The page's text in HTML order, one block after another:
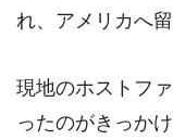
れ、 アメリカへ
現地のホストフ
ったのがきっか